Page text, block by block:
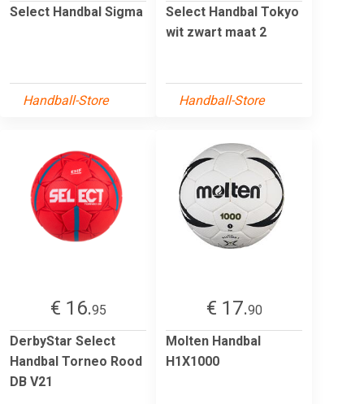
Select Handbal Sigma
Handball-Store
Select Handbal Tokyo
wit zwart maat 2
Handball-Store
€ 16.95
DerbyStar Select
Handbal Torneo Rood
DB V21
€ 17.90
Molten Handbal
H1X1000